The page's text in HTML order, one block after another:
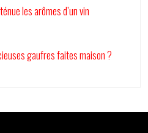
les arômes d’un vin
gaufres faites maison ?